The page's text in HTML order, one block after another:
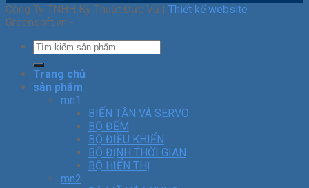
Công Ty TNHH Kỹ Thuật Đức Vũ | Thiết kế website
Greensoft.vn -
Trang chủ
sản phẩm
mn1
BIẾN TẦN VÀ SERVO
BỘ ĐẾM
BỘ ĐIỀU KHIỂN
BỘ ĐỊNH THỜI GIAN
BỘ HIỂN THỊ
mn2